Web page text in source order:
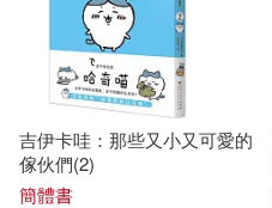
吉伊卡哇：那些又小又可愛的
傢伙們(2)
簡體書